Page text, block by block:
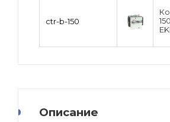
ctr-b-150
Описание